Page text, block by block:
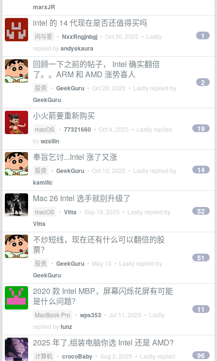
marxJR
intel 的 14 代现在是否还值得买吗
问与答 • NxxRngjnbgj • Oct 30, 2025 • Lastly
replied byandyskaura
1
回顾一下之前的帖子， Intel 确实翻倍
了。。ARM 和 AMD 涨势喜人
投资 • GeekGuru • Oct 28, 2025 • Lastly replied by
GeekGuru
2
小火箭要重新购买
macOS • 77321660 • Oct 4, 2025 • Lastly replied
bywzsllin
19
奉旨乞讨...Intel 涨了又涨
投资 • GeekGuru • Oct 10, 2025 • Lastly replied by
kamilic
14
Mac 26 Intel 选手就别升级了
macOS • Vitta • Sep 18, 2025 • Lastly replied by
Vitta
52
不炒短线，现在还有什么可以翻倍的股
票？
投资 • GeekGuru • May 13 • Lastly replied by
GeekGuru
51
2020 款 Intel MBP，屏幕闪烁花屏有可能
是什么问题？
MacBook Pro • wps353 • Jul 11, 2025 • Lastly
replied byfunz
11
2025 年了,组装电脑你选 Intel 还是 AMD?
计算机 • crocoBaby • Aug 2, 2025 • Lastly replied
96